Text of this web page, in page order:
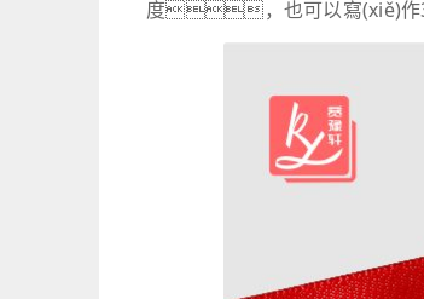
度，也可以寫(xiě)作